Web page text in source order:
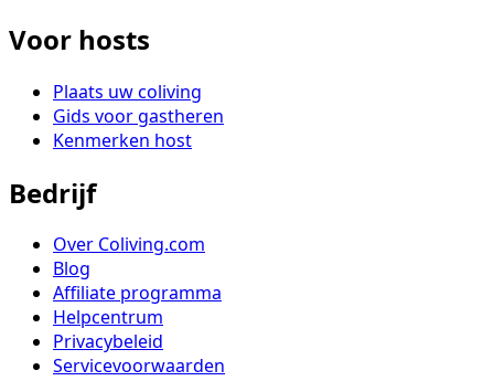
Voor hosts
Plaats uw coliving
Gids voor gastheren
Kenmerken host
Bedrijf
Over Coliving.com
Blog
Affiliate programma
Helpcentrum
Privacybeleid
Servicevoorwaarden